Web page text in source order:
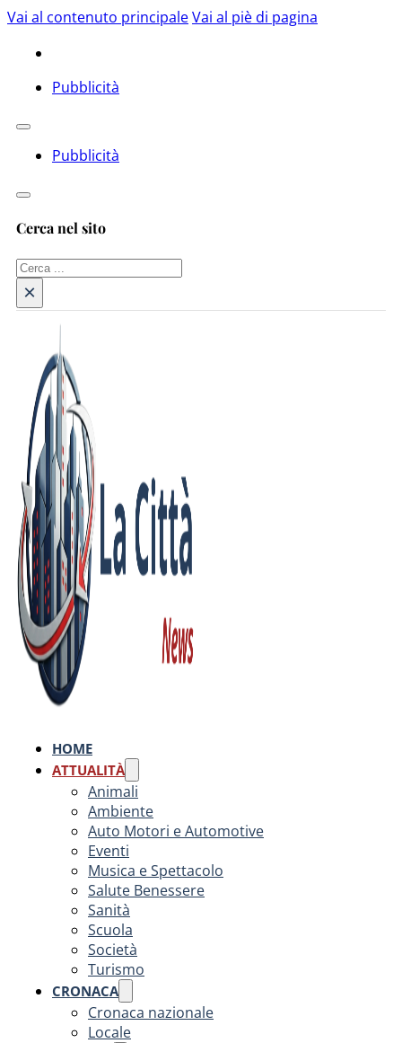
Vai al contenuto principaleVai al piè di pagina
Pubblicità
Pubblicità
Cerca nel sito
Cerca
×
HOME
ATTUALITÀ
Animali
Ambiente
Auto Motori e Automotive
Eventi
Musica e Spettacolo
Salute Benessere
Sanità
Scuola
Società
Turismo
CRONACA
Cronaca nazionale
Locale